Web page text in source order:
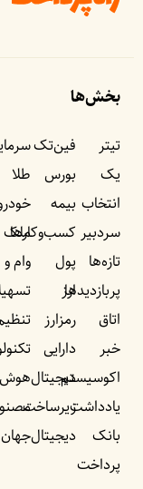
بخش‌ها
تیتر
یک
انتخاب
سردبیر
تازه‌ها
پربازدید‌ها
اتاق
خبر
اکوسیستم
یادداشت‌
بانک
پرداخت
فین‌تک
بورس
بیمه
کسب‌وکار‌ها
پول
ارز
رمزارز
دارایی
دیجیتال
زیرساخت
دیجیتال
طلا
ملک
وام و
هوش
جهان